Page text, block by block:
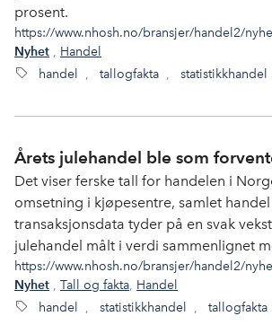
prosent.
https://www.nhosh.no/bransjer/handel2/
Nyhet , Handel
handel , tallogfakta , statistikkhandel
Årets julehandel ble som
Det viser ferske tall for handelen i
omsetning i kjøpesentre, samlet
transaksjonsdata tyder på en svak
julehandel målt i verdi sammenlignet
https://www.nhosh.no/bransjer/handel2/
Nyhet , Tall og fakta, Handel
handel , statistikkhandel , tallogfakta